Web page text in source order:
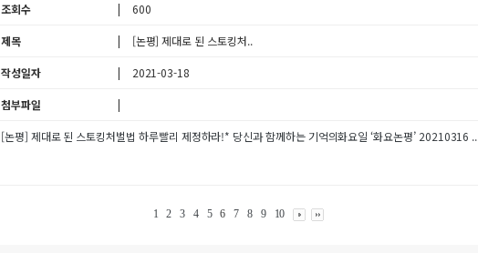
조회수 600
제목 [논평] 제대로 된 스토킹처..
작성일자 2021-03-18
첨부파일
[논평] 제대로 된 스토킹처벌법 하루빨리 제정하라!* 당신과 함께하는 기억의화요일 ‘화요논평’ 20210316 ..
1 2 3 4 5 6 7 8 9 10